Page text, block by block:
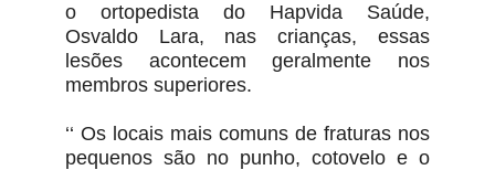
o ortopedista do Hapvida Saúde,
Osvaldo Lara, nas crianças, essas
lesões acontecem geralmente nos
membros superiores.
‘‘ Os locais mais comuns de fraturas nos
pequenos são no punho, cotovelo e o